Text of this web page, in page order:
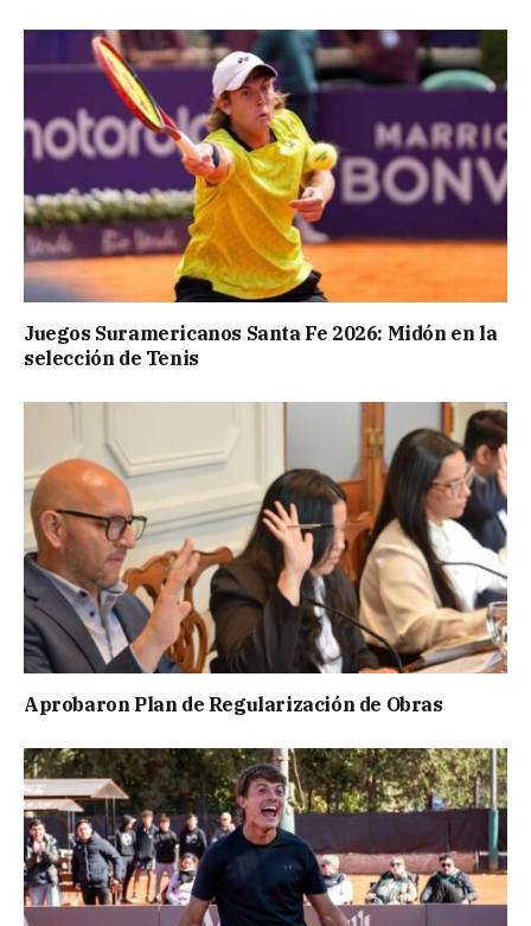
Juegos Suramericanos Santa Fe 2026: Midón en la
selección de Tenis
Aprobaron Plan de Regularización de Obras